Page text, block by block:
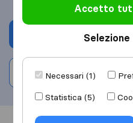
Chiedi
Scrivi una
Accetto
Necessari (1)
Statistica (5)